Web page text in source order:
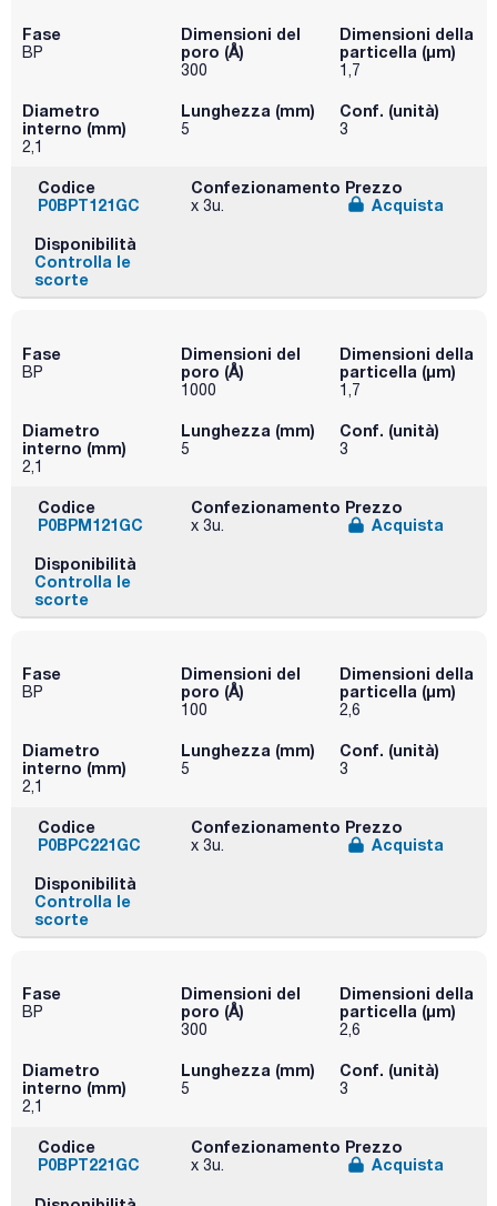
Fase
BP
Dimensioni del
poro (Å)
300
Dimensioni della
particella (μm)
1,7
Diametro
interno (mm)
2,1
Lunghezza (mm)
5
Conf. (unità)
3
Codice
P0BPT121GC
Confezionamento
x 3u.
Prezzo
Acquista
Disponibilità
Controlla le
scorte
Fase
BP
Dimensioni del
poro (Å)
1000
Dimensioni della
particella (μm)
1,7
Diametro
interno (mm)
2,1
Lunghezza (mm)
5
Conf. (unità)
3
Codice
P0BPM121GC
Confezionamento
x 3u.
Prezzo
Acquista
Disponibilità
Controlla le
scorte
Fase
BP
Dimensioni del
poro (Å)
100
Dimensioni della
particella (μm)
2,6
Diametro
interno (mm)
2,1
Lunghezza (mm)
5
Conf. (unità)
3
Codice
P0BPC221GC
Confezionamento
x 3u.
Prezzo
Acquista
Disponibilità
Controlla le
scorte
Fase
BP
Dimensioni del
poro (Å)
300
Dimensioni della
particella (μm)
2,6
Diametro
interno (mm)
2,1
Lunghezza (mm)
5
Conf. (unità)
3
Codice
P0BPT221GC
Confezionamento
x 3u.
Prezzo
Acquista